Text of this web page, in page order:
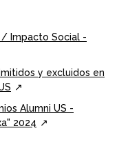
/ Impacto Social -
y excluidos en
Alumni US -
2024